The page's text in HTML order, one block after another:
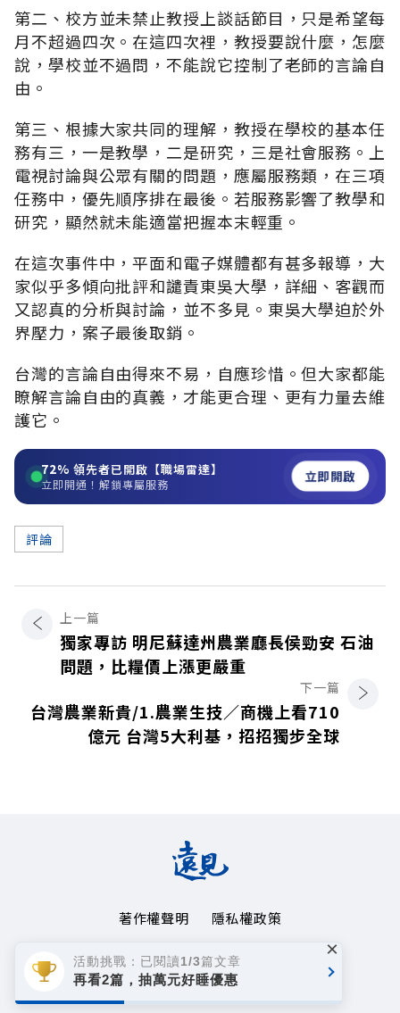
第二、校方並未禁止教授上談話節目，只是希望每
月不超過四次。在這四次裡，教授要說什麼，怎麼
說，學校並不過問，不能說它控制了老師的言論自
由。
第三、根據大家共同的理解，教授在學校的基本任
務有三，一是教學，二是研究，三是社會服務。上
電視討論與公眾有關的問題，應屬服務類，在三項
任務中，優先順序排在最後。若服務影響了教學和
研究，顯然就未能適當把握本末輕重。
在這次事件中，平面和電子媒體都有甚多報導，大
家似乎多傾向批評和譴責東吳大學，詳細、客觀而
又認真的分析與討論，並不多見。東吳大學迫於外
界壓力，案子最後取銷。
台灣的言論自由得來不易，自應珍惜。但大家都能
瞭解言論自由的真義，才能更合理、更有力量去維
護它。
72% 領先者已開啟【職場雷達】
立即開通！解鎖專屬服務 立即開啟
評論
上一篇
獨家專訪 明尼蘇達州農業廳長侯勁安 石油
問題，比糧價上漲更嚴重
下一篇
台灣農業新貴/1.農業生技∕商機上看710
億元 台灣5大利基，招招獨步全球
著作權聲明
隱私權政策
Copyright© 1999~2026
遠見天下文化事業群. All rights reserved.
活動挑戰：已閱讀1/3篇文章
再看2篇，抽萬元好睡優惠
×